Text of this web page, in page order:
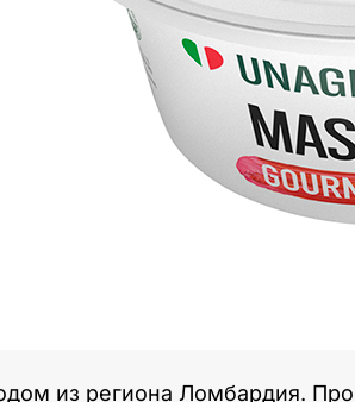
из региона Ломбардия.